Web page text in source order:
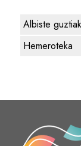
Albiste guztiak
Hemeroteka